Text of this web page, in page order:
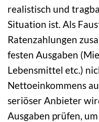
realistisch und
Situation ist. Als
Ratenzahlungen
festen Ausgaben
Lebensmittel etc.)
Nettoeinkommens
seriöser Anbieter
Ausgaben prüfen,